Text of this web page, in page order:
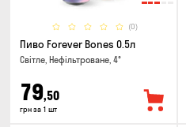
(0)
Пиво Forever Bones 0.5л
Світле, Нефільтроване, 4°
79,50
грн за 1 шт